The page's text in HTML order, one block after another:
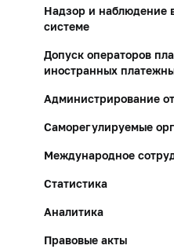
Надзор и наблюдение
системе
Допуск операторов
иностранных
Администрирование
Саморегулируемые
Международное
Статистика
Аналитика
Правовые акты